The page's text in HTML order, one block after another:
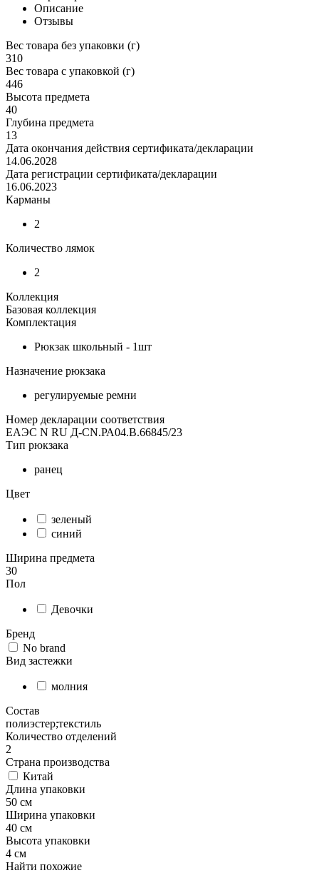
Описание
Отзывы
Вес товара без упаковки (г)
310
Вес товара с упаковкой (г)
446
Высота предмета
40
Глубина предмета
13
Дата окончания действия сертификата/декларации
14.06.2028
Дата регистрации сертификата/декларации
16.06.2023
Карманы
2
Количество лямок
2
Коллекция
Базовая коллекция
Комплектация
Рюкзак школьный - 1шт
Назначение рюкзака
регулируемые ремни
Номер декларации соответствия
ЕАЭС N RU Д-CN.РА04.В.66845/23
Тип рюкзака
ранец
Цвет
зеленый
синий
Ширина предмета
30
Пол
Девочки
Бренд
No brand
Вид застежки
молния
Состав
полиэстер;текстиль
Количество отделений
2
Страна производства
Китай
Длина упаковки
50 см
Ширина упаковки
40 см
Высота упаковки
4 см
Найти похожие